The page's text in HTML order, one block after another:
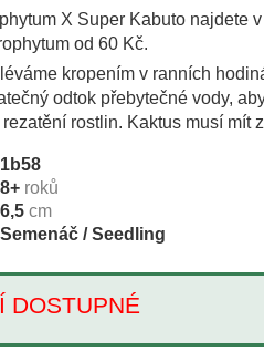
X Super Kabuto najdete
od 60 Kč.
kropením v ranních
odtok přebytečné vody,
rostlin. Kaktus musí mít
1b58
8+ roků
6,5 cm
Semenáč / Seedling
DOSTUPNÉ